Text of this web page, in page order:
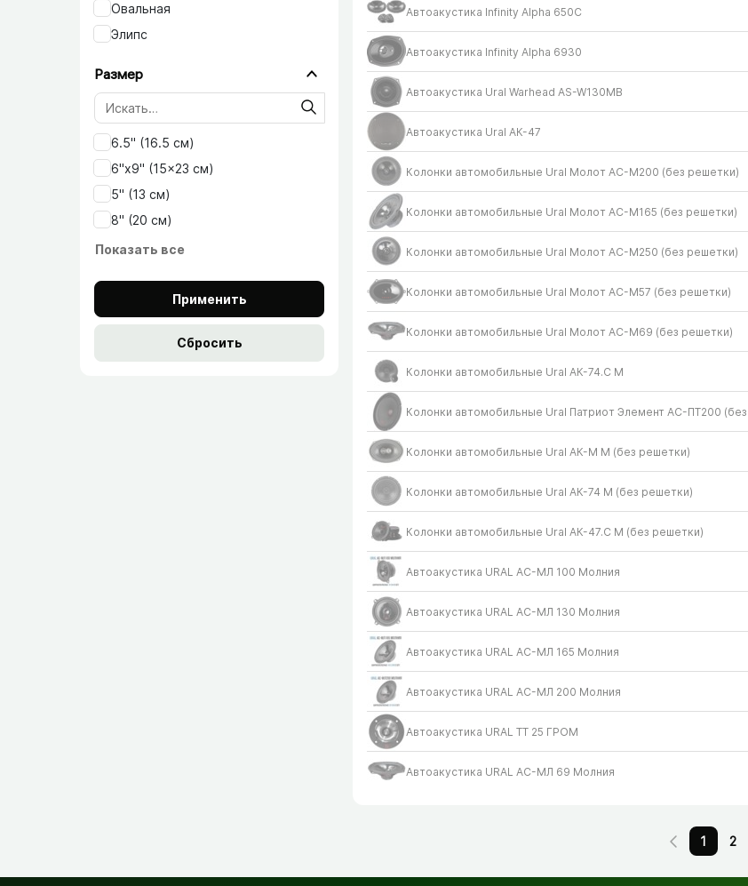
Овальная
Элипс
Размер
6.5" (16.5 см)
6"x9" (15x23 см)
5" (13 см)
8" (20 см)
Показать все
Автоакустика Infinity Alpha 650C
Автоакустика Infinity Alpha 6930
Автоакустика Ural Warhead AS-W130MB
Автоакустика Ural АК-47
Колонки автомобильные Ural Молот АС-М200 (без решетки)
Колонки автомобильные Ural Молот АС-М165 (без решетки)
Колонки автомобильные Ural Молот АС-М250 (без решетки)
Колонки автомобильные Ural Молот АС-М57 (без решетки)
Колонки автомобильные Ural Молот АС-М69 (без решетки)
Колонки автомобильные Ural АК-74.С М
Колонки автомобильные Ural Патриот Элемент АС-ПТ200
Колонки автомобильные Ural АК-М М (без решетки)
Колонки автомобильные Ural АК-74 М (без решетки)
Колонки автомобильные Ural АК-47.С М (без решетки)
Автоакустика URAL АС-МЛ 100 Молния
Автоакустика URAL АС-МЛ 130 Молния
Автоакустика URAL АС-МЛ 165 Молния
Автоакустика URAL АС-МЛ 200 Молния
Автоакустика URAL ТТ 25 ГРОМ
Автоакустика URAL АС-МЛ 69 Молния
1 2